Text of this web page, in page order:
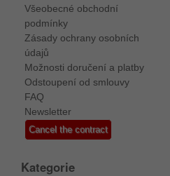
Všeobecné obchodní
podmínky
Zásady ochrany osobních
údajů
Možnosti doručení a platby
Odstoupení od smlouvy
FAQ
Newsletter
Cancel the contract
Kategorie